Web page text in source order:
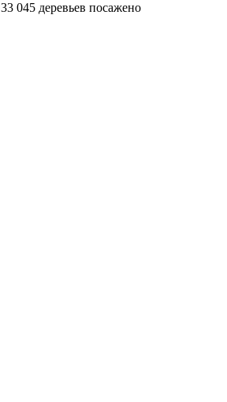
33 045 деревьев посажено